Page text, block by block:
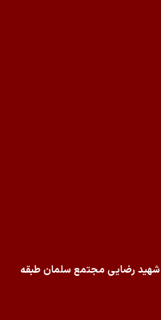
شهید رضایی مجتمع سلمان طبقه